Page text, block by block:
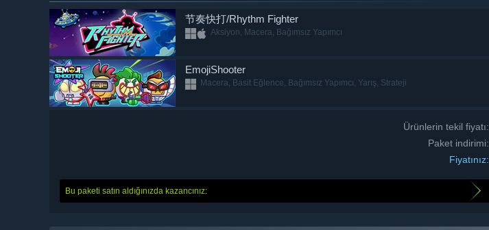
节奏快打/Rhythm Fighter
Aksiyon, Macera, Bağımsız Yapımcı
EmojiShooter
Macera, Basit Eğlence, Bağımsız Yapımcı, Yarış, Strateji
Ürünlerin tekil fiyatı:
Paket indirimi:
Fiyatınız:
Bu paketi satın aldığınızda kazancınız: